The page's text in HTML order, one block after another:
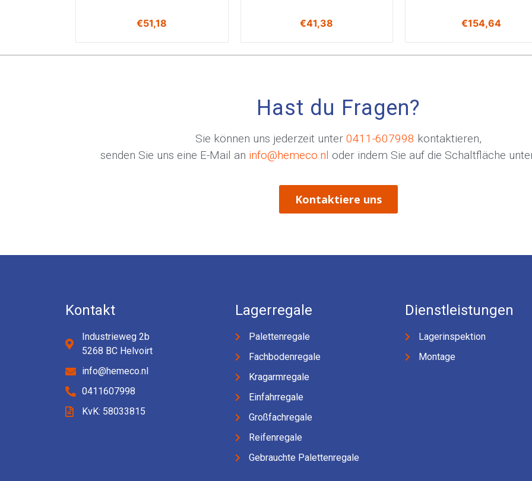
€51,18 €41,38 €154,64
Hast du Fragen?
Sie können uns jederzeit unter 0411-607998 kontaktieren,
senden Sie uns eine E-Mail an info@hemeco.nl oder indem Sie auf die Schaltfläche
Kontaktiere uns
Kontakt
Industrieweg 2b
5268 BC Helvoirt
info@hemeco.nl
0411607998
KvK: 58033815
Lagerregale
Palettenregale
Fachbodenregale
Kragarmregale
Einfahrregale
Großfachregale
Reifenregale
Gebrauchte Palettenregale
Dienstleistungen
Lagerinspektion
Montage